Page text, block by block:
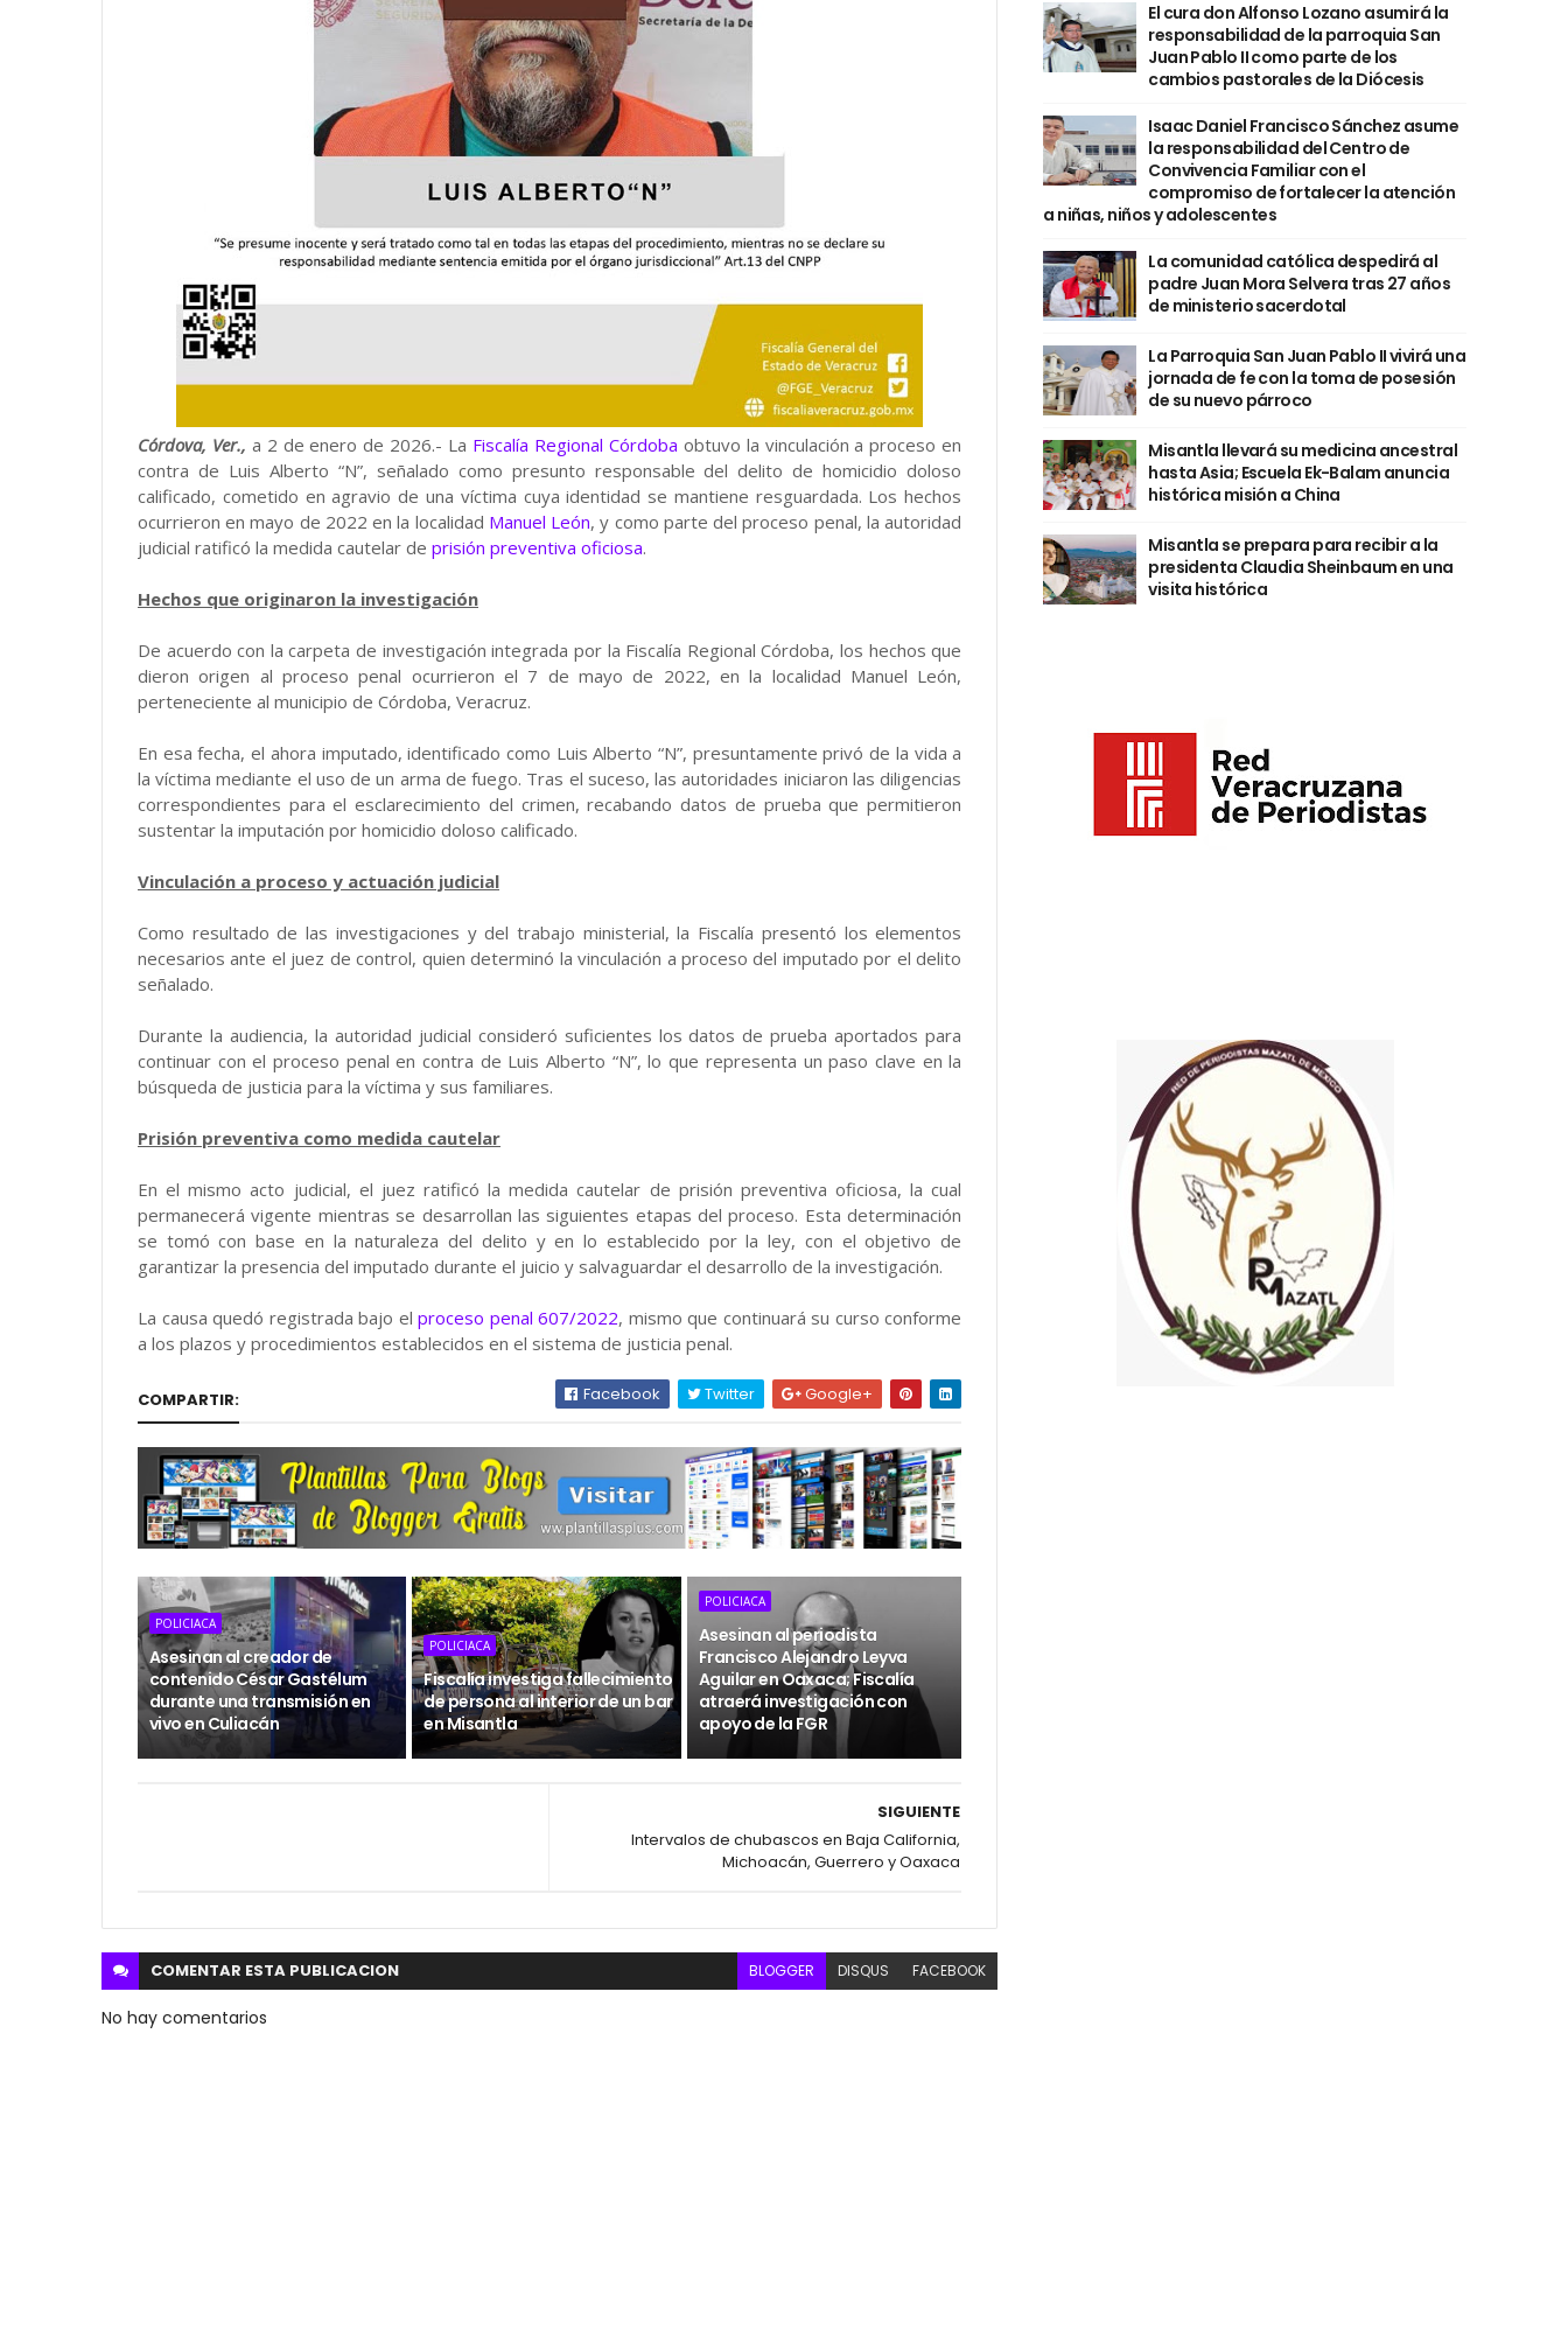
Córdova, Ver., a 2 de enero de 2026.- La Fiscalía Regional Córdoba obtuvo la vinculación a proceso en
contra de Luis Alberto “N”, señalado como presunto responsable del delito de homicidio doloso
calificado, cometido en agravio de una víctima cuya identidad se mantiene resguardada. Los hechos
ocurrieron en mayo de 2022 en la localidad Manuel León, y como parte del proceso penal, la autoridad
judicial ratificó la medida cautelar de prisión preventiva oficiosa.
Hechos que originaron la investigación
De acuerdo con la carpeta de investigación integrada por la Fiscalía Regional Córdoba, los hechos que
dieron origen al proceso penal ocurrieron el 7 de mayo de 2022, en la localidad Manuel León,
perteneciente al municipio de Córdoba, Veracruz.
En esa fecha, el ahora imputado, identificado como Luis Alberto “N”, presuntamente privó de la vida a
la víctima mediante el uso de un arma de fuego. Tras el suceso, las autoridades iniciaron las diligencias
correspondientes para el esclarecimiento del crimen, recabando datos de prueba que permitieron
sustentar la imputación por homicidio doloso calificado.
Vinculación a proceso y actuación judicial
Como resultado de las investigaciones y del trabajo ministerial, la Fiscalía presentó los elementos
necesarios ante el juez de control, quien determinó la vinculación a proceso del imputado por el delito
señalado.
Durante la audiencia, la autoridad judicial consideró suficientes los datos de prueba aportados para
continuar con el proceso penal en contra de Luis Alberto “N”, lo que representa un paso clave en la
búsqueda de justicia para la víctima y sus familiares.
Prisión preventiva como medida cautelar
En el mismo acto judicial, el juez ratificó la medida cautelar de prisión preventiva oficiosa, la cual
permanecerá vigente mientras se desarrollan las siguientes etapas del proceso. Esta determinación
se tomó con base en la naturaleza del delito y en lo establecido por la ley, con el objetivo de
garantizar la presencia del imputado durante el juicio y salvaguardar el desarrollo de la investigación.
La causa quedó registrada bajo elproceso penal 607/2022, mismo que continuará su curso conforme
a los plazos y procedimientos establecidos en el sistema de justicia penal.
COMPARTIR: Facebook Twitter Google+
POLICIACA
Asesinan al creador de
contenido César Gastélum
durante una transmisión en
vivo en Culiacán
POLICIACA
Fiscalía investiga fallecimiento
de persona al interior de un bar
en Misantla
POLICIACA
Asesinan al periodista
Francisco Alejandro Leyva
Aguilar en Oaxaca; Fiscalía
atraerá investigación con
apoyo de la FGR
SIGUIENTE
Intervalos de chubascos en Baja California,
Michoacán, Guerrero y Oaxaca
COMENTAR ESTA PUBLICACION BLOGGER DISQUS FACEBOOK
No hay comentarios
El cura don Alfonso Lozano asumirá la
responsabilidad de la parroquia San
Juan Pablo II como parte de los
cambios pastorales de la Diócesis
Isaac Daniel Francisco Sánchez asume
la responsabilidad del Centro de
Convivencia Familiar con el
compromiso de fortalecer la atención
a niñas, niños y adolescentes
La comunidad católica despedirá al
padre Juan Mora Selvera tras 27 años
de ministerio sacerdotal
La Parroquia San Juan Pablo II vivirá una
jornada de fe con la toma de posesión
de su nuevo párroco
Misantla llevará su medicina ancestral
hasta Asia; Escuela Ek-Balam anuncia
histórica misión a China
Misantla se prepara para recibir a la
presidenta Claudia Sheinbaum en una
visita histórica